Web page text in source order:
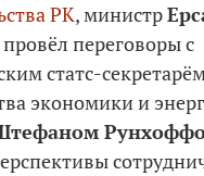
РК, министр
провёл переговоры с
статс-
экономики и